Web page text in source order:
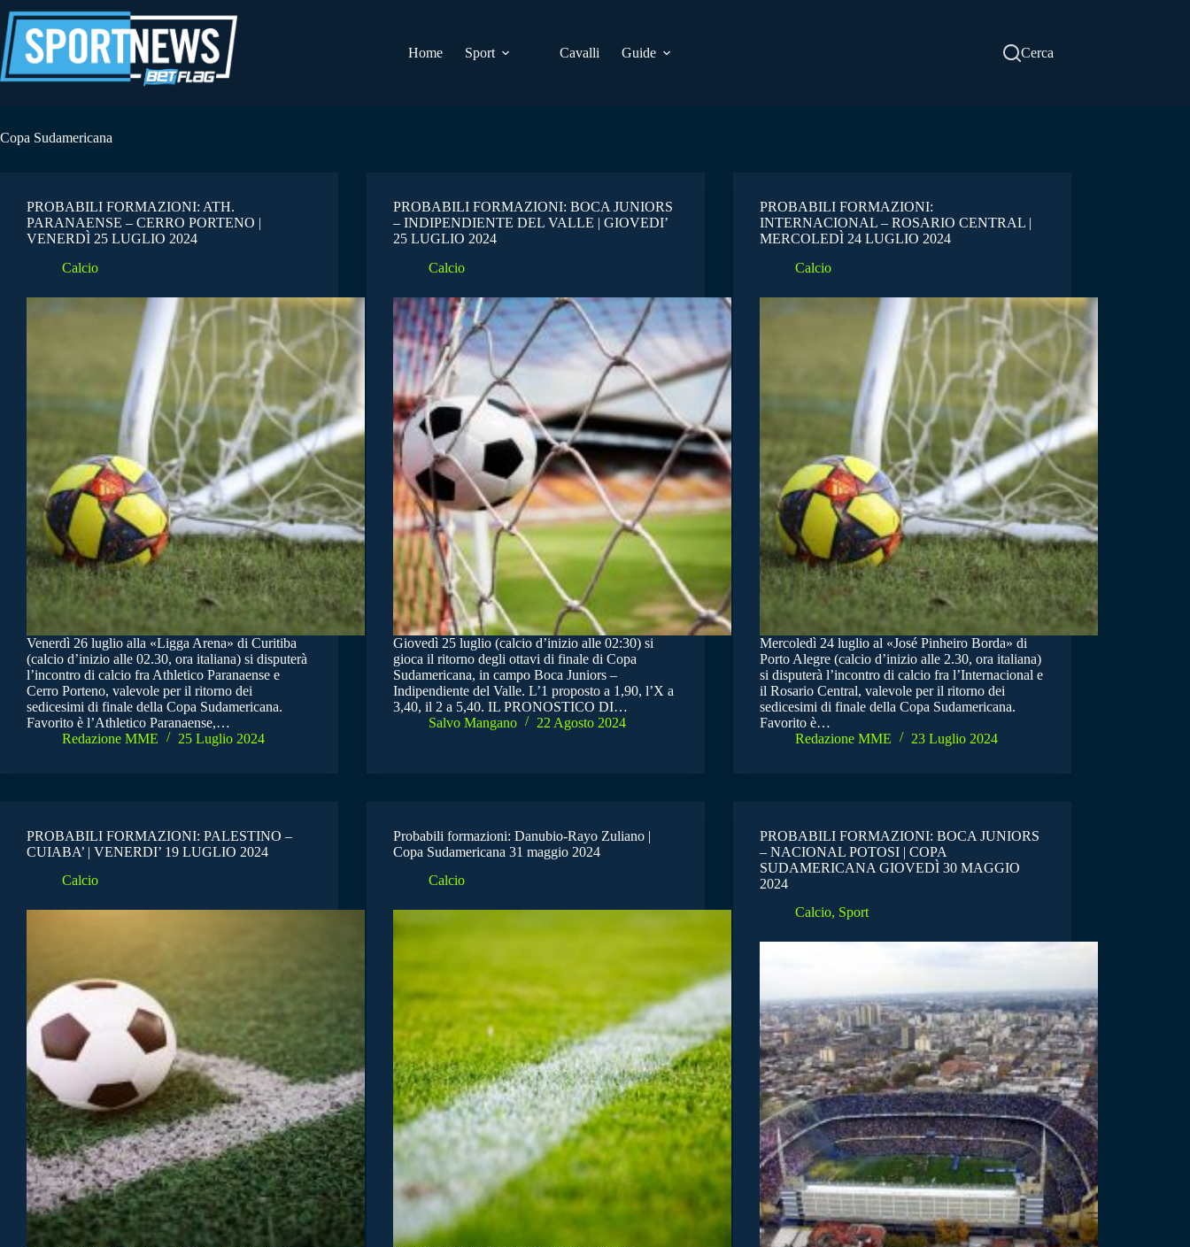
al
contenuto
Home
Sport Cavalli Guide Cerca
Copa Sudamericana
PROBABILI FORMAZIONI: ATH.
PARANAENSE – CERRO PORTENO |
VENERDÌ 25 LUGLIO 2024
Calcio
Venerdì 26 luglio alla «Ligga Arena» di Curitiba
(calcio d’inizio alle 02.30, ora italiana) si disputerà
l’incontro di calcio fra Athletico Paranaense e
Cerro Porteno, valevole per il ritorno dei
sedicesimi di finale della Copa Sudamericana.
Favorito è l’Athletico Paranaense,…
Redazione MME
25 Luglio 2024
PROBABILI FORMAZIONI: BOCA JUNIORS
– INDIPENDIENTE DEL VALLE | GIOVEDI’
25 LUGLIO 2024
Calcio
Giovedì 25 luglio (calcio d’inizio alle 02:30) si
gioca il ritorno degli ottavi di finale di Copa
Sudamericana, in campo Boca Juniors –
Indipendiente del Valle. L’1 proposto a 1,90, l’X a
3,40, il 2 a 5,40. IL PRONOSTICO DI…
Salvo Mangano
22 Agosto 2024
PROBABILI FORMAZIONI:
INTERNACIONAL – ROSARIO CENTRAL |
MERCOLEDÌ 24 LUGLIO 2024
Calcio
Mercoledì 24 luglio al «José Pinheiro Borda» di
Porto Alegre (calcio d’inizio alle 2.30, ora italiana)
si disputerà l’incontro di calcio fra l’Internacional e
il Rosario Central, valevole per il ritorno dei
sedicesimi di finale della Copa Sudamericana.
Favorito è…
Redazione MME
23 Luglio 2024
PROBABILI FORMAZIONI: PALESTINO –
CUIABA’ | VENERDI’ 19 LUGLIO 2024
Calcio
Probabili formazioni: Danubio-Rayo Zuliano |
Copa Sudamericana 31 maggio 2024
Calcio
PROBABILI FORMAZIONI: BOCA JUNIORS
– NACIONAL POTOSI | COPA
SUDAMERICANA GIOVEDÌ 30 MAGGIO
2024
Calcio, Sport